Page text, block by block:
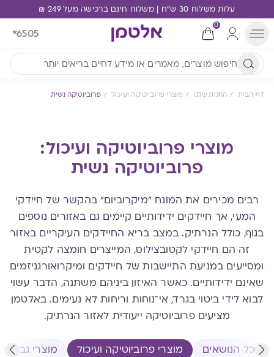
עלות משלוח 30 ש"ח | משלוח חינם ברכישה מעל 249 ₪
0
*6505
דף הבית החנות שלנו מוצרי פרוביוטיקה ועיכול פרוביוטיקה נשית
מוצרי פרוביוטיקה ועיכול:
פרוביוטיקה נשית
רבים מכירים את המונח "מיקרוביום" בהקשר של חיידקי
המעי, אך חיידקים ידידותיים קיימים גם באזורים נוספים
בגוף, כולל הנרתיק. במצב בריא החיידקים העיקריים באזור
זה הם חיידקי לקטובצילוס, המייצרים חומצה לקטית
ומסייעים במניעת התיישבות של חיידקים ומיקרואורגניזמים
שאינם ידידותיים. כאשר האיזון ביניהם משתנה, הדבר עשוי
לבוא לידי ביטוי בגרד, אי־נוחות וריחות לא נעימים. באלטמן
מציעים פרוביוטיקה ייעודית לאזור הנרתיק.
כל הנושאים מוצרי פרוביוטיקה ועיכול מוצרי גברים